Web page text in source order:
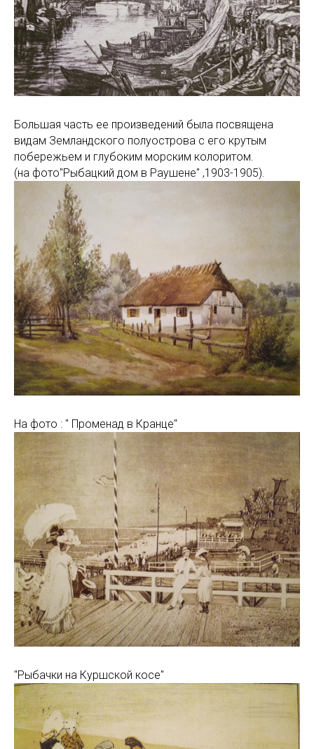
Большая часть ее​ произведений была посвящена
видам Земландского полуострова с​ его крутым
побережьем и​ глубоким морским колоритом.
(на фото"Рыбацкий дом в Раушене" ,1903-1905).
На фото : " Променад в Кранце"
"Рыбачки на Куршской косе"